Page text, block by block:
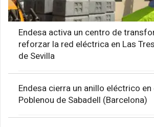
Endesa activa un centro de
reforzar la red eléctrica en Las
de Sevilla
Endesa cierra un anillo eléctrico
Poblenou de Sabadell (Barcelona)